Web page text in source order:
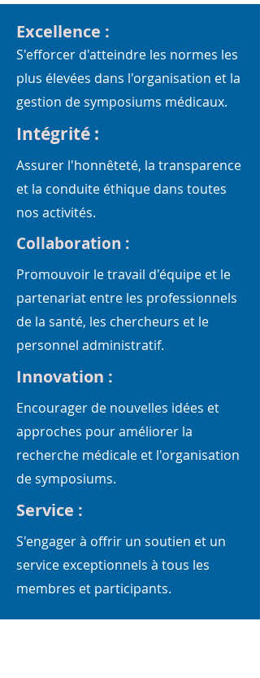
​Excellence :
S'efforcer d'atteindre les normes les
plus élevées dans l'organisation et la
gestion de symposiums médicaux.
Intégrité :
Assurer l'honnêteté, la transparence
et la conduite éthique dans toutes
nos activités.
Collaboration :
Promouvoir le travail d'équipe et le
partenariat entre les professionnels
de la santé, les chercheurs et le
personnel administratif.
Innovation :
Encourager de nouvelles idées et
approches pour améliorer la
recherche médicale et l'organisation
de symposiums.
Service :
S'engager à offrir un soutien et un
service exceptionnels à tous les
membres et participants.